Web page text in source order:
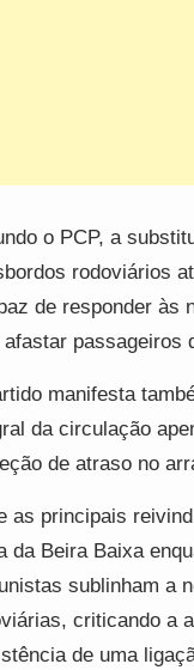
o PCP, a
rodoviários
de responder às
afastar passageiros
manifesta
da circulação
de atraso no
as principais
da Beira Baixa
sublinham a
criticando a
de uma